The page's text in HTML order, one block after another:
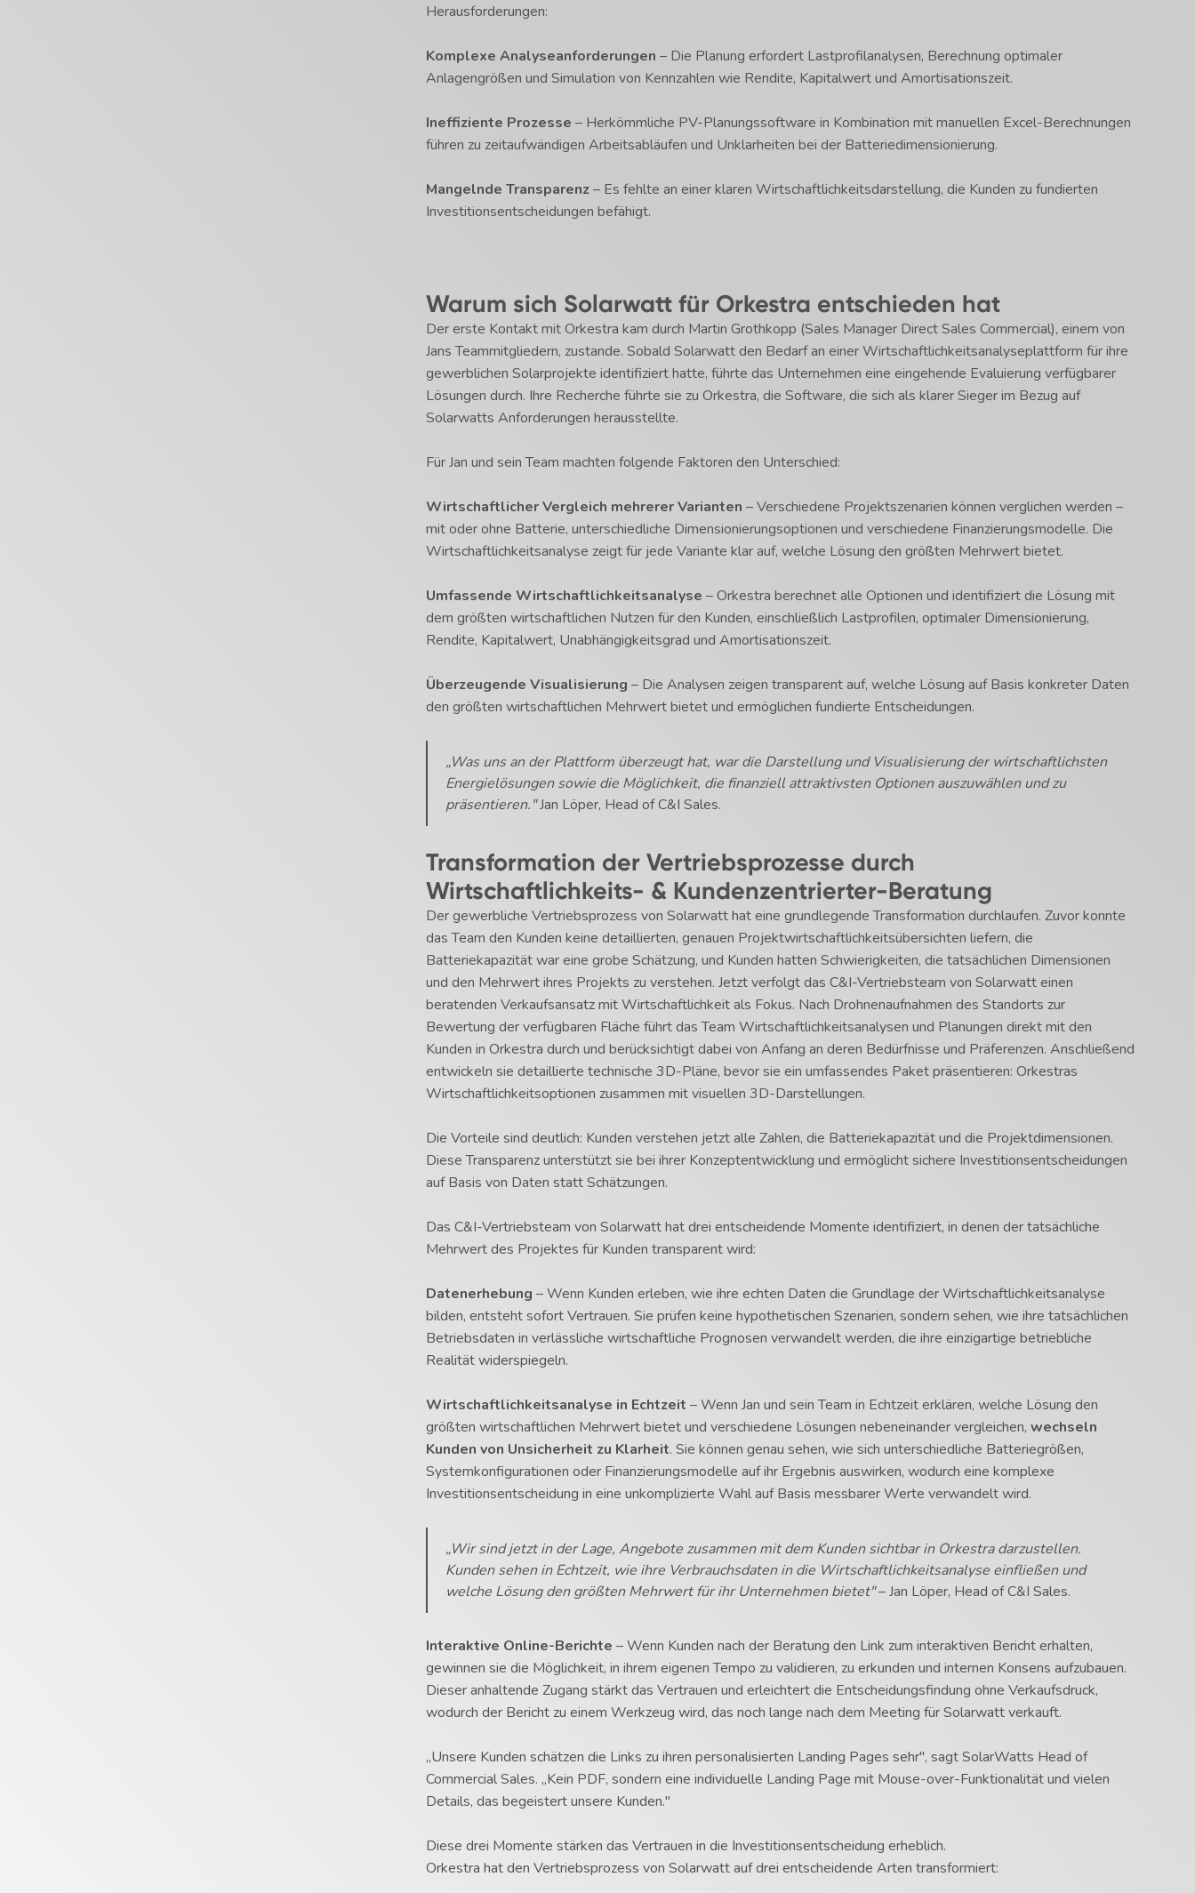
Herausforderungen:
Komplexe Analyseanforderungen – Die Planung erfordert Lastprofilanalysen, Berechnung optimaler
Anlagengrößen und Simulation von Kennzahlen wie Rendite, Kapitalwert und Amortisationszeit.
Ineffiziente Prozesse – Herkömmliche PV-Planungssoftware in Kombination mit manuellen Excel-Berechnungen
führen zu zeitaufwändigen Arbeitsabläufen und Unklarheiten bei der Batteriedimensionierung.
Mangelnde Transparenz– Es fehlte an einer klaren Wirtschaftlichkeitsdarstellung, die Kunden zu fundierten
Investitionsentscheidungen befähigt.
Warum sich Solarwatt für Orkestra entschieden hat
Der erste Kontakt mit Orkestra kam durch Martin Grothkopp (Sales Manager Direct Sales Commercial), einem von
Jans Teammitgliedern, zustande. Sobald Solarwatt den Bedarf an einer Wirtschaftlichkeitsanalyseplattform für ihre
gewerblichen Solarprojekte identifiziert hatte, führte das Unternehmen eine eingehende Evaluierung verfügbarer
Lösungen durch. Ihre Recherche führte sie zu Orkestra, die Software, die sich als klarer Sieger im Bezug auf
Solarwatts Anforderungen herausstellte.
Für Jan und sein Team machten folgende Faktoren den Unterschied:
Wirtschaftlicher Vergleich mehrerer Varianten – Verschiedene Projektszenarien können verglichen werden –
mit oder ohne Batterie, unterschiedliche Dimensionierungsoptionen und verschiedene Finanzierungsmodelle. Die
Wirtschaftlichkeitsanalyse zeigt für jede Variante klar auf, welche Lösung den größten Mehrwert bietet.
Umfassende Wirtschaftlichkeitsanalyse – Orkestra berechnet alle Optionen und identifiziert die Lösung mit
dem größten wirtschaftlichen Nutzen für den Kunden, einschließlich Lastprofilen, optimaler Dimensionierung,
Rendite, Kapitalwert, Unabhängigkeitsgrad und Amortisationszeit.
Überzeugende Visualisierung – Die Analysen zeigen transparent auf, welche Lösung auf Basis konkreter Daten
den größten wirtschaftlichen Mehrwert bietet und ermöglichen fundierte Entscheidungen.
„Was uns an der Plattform überzeugt hat, war die Darstellung und Visualisierung der wirtschaftlichsten
Energielösungen sowie die Möglichkeit, die finanziell attraktivsten Optionen auszuwählen und zu
präsentieren."Jan Löper, Head of C&I Sales.
Transformation der Vertriebsprozesse durch
Wirtschaftlichkeits- & Kundenzentrierter-Beratung
Der gewerbliche Vertriebsprozess von Solarwatt hat eine grundlegende Transformation durchlaufen. Zuvor konnte
das Team den Kunden keine detaillierten, genauen Projektwirtschaftlichkeitsübersichten liefern, die
Batteriekapazität war eine grobe Schätzung, und Kunden hatten Schwierigkeiten, die tatsächlichen Dimensionen
und den Mehrwert ihres Projekts zu verstehen. Jetzt verfolgt das C&I-Vertriebsteam von Solarwatt einen
beratenden Verkaufsansatz mit Wirtschaftlichkeit als Fokus. Nach Drohnenaufnahmen des Standorts zur
Bewertung der verfügbaren Fläche führt das Team Wirtschaftlichkeitsanalysen und Planungen direkt mit den
Kunden in Orkestra durch und berücksichtigt dabei von Anfang an deren Bedürfnisse und Präferenzen. Anschließend
entwickeln sie detaillierte technische 3D-Pläne, bevor sie ein umfassendes Paket präsentieren: Orkestras
Wirtschaftlichkeitsoptionen zusammen mit visuellen 3D-Darstellungen.
Die Vorteile sind deutlich: Kunden verstehen jetzt alle Zahlen, die Batteriekapazität und die Projektdimensionen.
Diese Transparenz unterstützt sie bei ihrer Konzeptentwicklung und ermöglicht sichere Investitionsentscheidungen
auf Basis von Daten statt Schätzungen.
Das C&I-Vertriebsteam von Solarwatt hat drei entscheidende Momente identifiziert, in denen der tatsächliche
Mehrwert des Projektes für Kunden transparent wird:
Datenerhebung – Wenn Kunden erleben, wie ihre echten Daten die Grundlage der Wirtschaftlichkeitsanalyse
bilden, entsteht sofort Vertrauen. Sie prüfen keine hypothetischen Szenarien, sondern sehen, wie ihre tatsächlichen
Betriebsdaten in verlässliche wirtschaftliche Prognosen verwandelt werden, die ihre einzigartige betriebliche
Realität widerspiegeln.
Wirtschaftlichkeitsanalyse in Echtzeit – Wenn Jan und sein Team in Echtzeit erklären, welche Lösung den
größten wirtschaftlichen Mehrwert bietet und verschiedene Lösungen nebeneinander vergleichen,wechseln
Kunden von Unsicherheit zu Klarheit. Sie können genau sehen, wie sich unterschiedliche Batteriegrößen,
Systemkonfigurationen oder Finanzierungsmodelle auf ihr Ergebnis auswirken, wodurch eine komplexe
Investitionsentscheidung in eine unkomplizierte Wahl auf Basis messbarer Werte verwandelt wird.
„Wir sind jetzt in der Lage, Angebote zusammen mit dem Kunden sichtbar in Orkestra darzustellen.
Kunden sehen in Echtzeit, wie ihre Verbrauchsdaten in die Wirtschaftlichkeitsanalyse einfließen und
welche Lösung den größten Mehrwert für ihr Unternehmen bietet"– Jan Löper, Head of C&I Sales.
Interaktive Online-Berichte – Wenn Kunden nach der Beratung den Link zum interaktiven Bericht erhalten,
gewinnen sie die Möglichkeit, in ihrem eigenen Tempo zu validieren, zu erkunden und internen Konsens aufzubauen.
Dieser anhaltende Zugang stärkt das Vertrauen und erleichtert die Entscheidungsfindung ohne Verkaufsdruck,
wodurch der Bericht zu einem Werkzeug wird, das noch lange nach dem Meeting für Solarwatt verkauft.
„Unsere Kunden schätzen die Links zu ihren personalisierten Landing Pages sehr", sagt SolarWatts Head of
Commercial Sales. „Kein PDF, sondern eine individuelle Landing Page mit Mouse-over-Funktionalität und vielen
Details, das begeistert unsere Kunden."
Diese drei Momente stärken das Vertrauen in die Investitionsentscheidung erheblich.
Orkestra hat den Vertriebsprozess von Solarwatt auf drei entscheidende Arten transformiert: